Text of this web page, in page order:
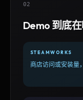
02
Demo 到底
STEAMWORKS
商店访问或安装量